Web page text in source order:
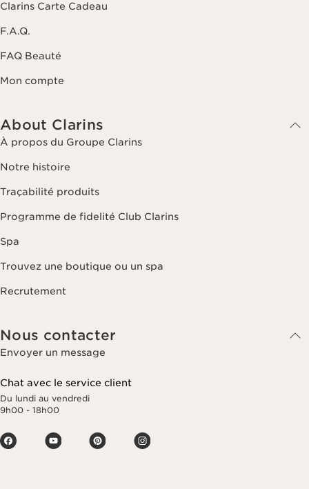
Clarins Carte Cadeau
F.A.Q.
FAQ Beauté
Mon compte
About Clarins
À propos du Groupe Clarins
Notre histoire
Traçabilité produits
Programme de fidelité Club Clarins
Spa
Trouvez une boutique ou un spa
Recrutement
Nous contacter
Envoyer un message
Chat avec le service client
Du lundi au vendredi
9h00 - 18h00